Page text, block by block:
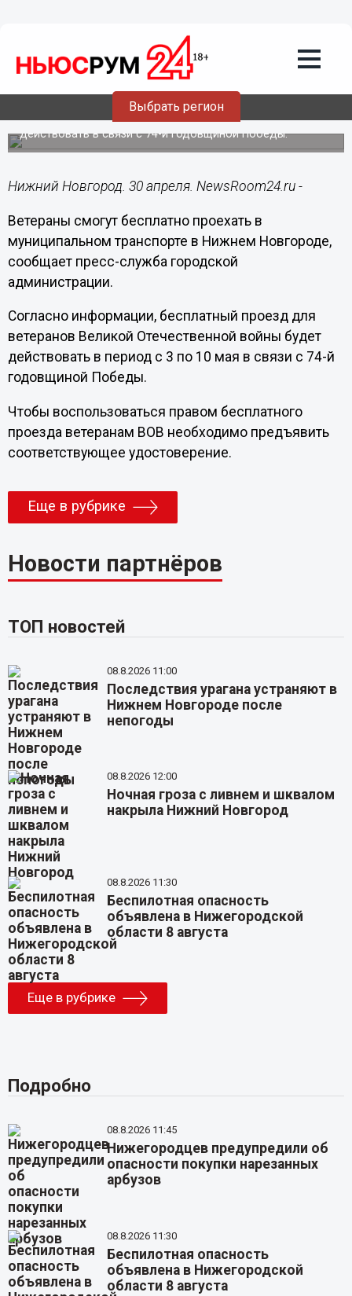
Выбрать регион
Ветераны бесплатно проедут в
муниципальном транспорте в Нижнем
Новгороде
Бесплатный проезд для ветеранов ВОВ будет
действовать в связи с 74-й годовщиной Победы.
Нижний Новгород. 30 апреля. NewsRoom24.ru -
Ветераны смогут бесплатно проехать в
муниципальном транспорте в Нижнем Новгороде,
сообщает пресс-служба городской
администрации.
Согласно информации, бесплатный проезд для
ветеранов Великой Отечественной войны будет
действовать в период с 3 по 10 мая в связи с 74-й
годовщиной Победы.
Чтобы воспользоваться правом бесплатного
проезда ветеранам ВОВ необходимо предъявить
соответствующее удостоверение.
Еще в рубрике
Новости партнёров
ТОП новостей
08.8.2026 11:00
Последствия урагана устраняют в
Нижнем Новгороде после
непогоды
08.8.2026 12:00
Ночная гроза с ливнем и шквалом
накрыла Нижний Новгород
08.8.2026 11:30
Беспилотная опасность
объявлена в Нижегородской
области 8 августа
Еще в рубрике
Подробно
08.8.2026 11:45
Нижегородцев предупредили об
опасности покупки нарезанных
арбузов
08.8.2026 11:30
Беспилотная опасность
объявлена в Нижегородской
области 8 августа